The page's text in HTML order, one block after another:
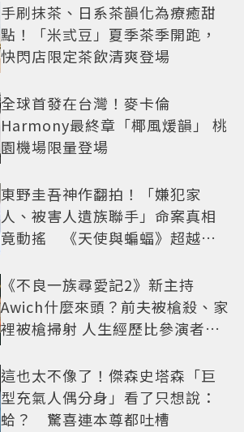
手刷抹茶、日系茶韻化為療癒甜
點！「米弎豆」夏季茶季開跑，
快閃店限定茶飲清爽登場
全球首發在台灣！麥卡倫
Harmony最終章「椰風煖韻」 桃
園機場限量登場
東野圭吾神作翻拍！「嫌犯家
人、被害人遺族聯手」命案真相
竟動搖 《天使與蝙蝠》超越懸
《不良一族尋愛記2》新主持
Awich什麼來頭？前夫被槍殺、家
裡被槍掃射 人生經歷比參演者還
這也太不像了！傑森史塔森「巨
型充氣人偶分身」看了只想說：
蛤？ 驚喜連本尊都吐槽